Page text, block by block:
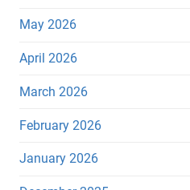
May 2026
April 2026
March 2026
February 2026
January 2026